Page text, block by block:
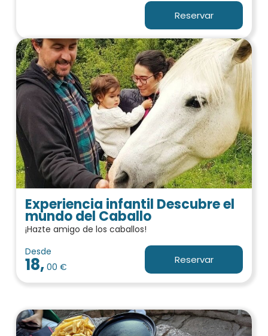
Reservar
Experiencia infantil Descubre el
mundo del Caballo
¡Hazte amigo de los caballos!
Desde
18, 00 €
Reservar